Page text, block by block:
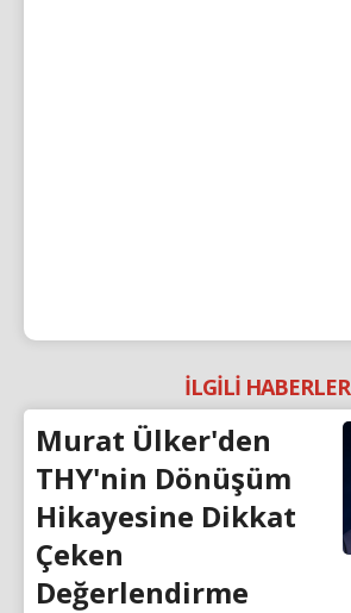
İLGİLİ HABERLER
Murat Ülker'den
THY'nin Dönüşüm
Hikayesine Dikkat
Çeken
Değerlendirme